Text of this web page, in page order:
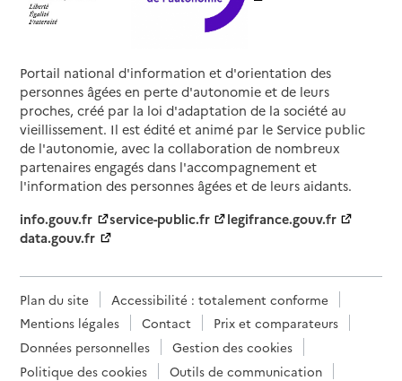
Portail national d'information et d'orientation des
personnes âgées en perte d'autonomie et de leurs
proches, créé par la loi d'adaptation de la société au
vieillissement. Il est édité et animé par le Service public
de l'autonomie, avec la collaboration de nombreux
partenaires engagés dans l'accompagnement et
l'information des personnes âgées et de leurs aidants.
info.gouv.fr
service-public.fr
legifrance.gouv.fr
data.gouv.fr
Plan du site
Accessibilité : totalement conforme
Mentions légales
Contact
Prix et comparateurs
Données personnelles
Gestion des cookies
Politique des cookies
Outils de communication